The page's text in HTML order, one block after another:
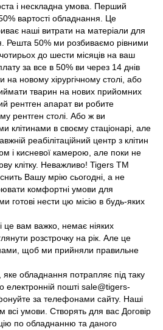
і нескладна умова. Перший
вартості обладнання. Це
наші витрати на матеріали для
Решта 50% ми розбиваємо рівними
до шести місяців на ваш
за все в 50% ви через 14 днів
новому хірургічному столі, або
тварин на нових прийомних
рентген апарат ви робите
рентген столі. Або ж ви
клітинами в своєму стаціонарі, але
реабілітаційний центр з клітин
і кисневої камерою, але поки не
клітку. Неважливо! Tigers TM
Вашу мрію сьогодні, а не
комфортні умови для
готові нести цю місію в будь-яких
вам важко, немає ніяких
розстрочку на рік. Але це
щоб ми прийняли правильне
обладнання потрапляє під таку
електронній пошті sale@tigers-
за телефонами сайту. Наші
всі умови. Створять для вас Договір
по обладнанню та даного